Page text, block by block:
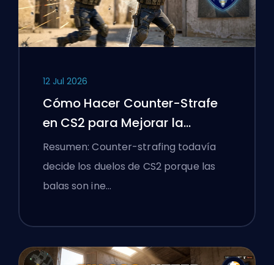
12 Jul 2026
Cómo Hacer Counter-Strafe
en CS2 para Mejorar la
Precisión
Resumen: Counter-strafing todavía
decide los duelos de CS2 porque las
balas son ine…